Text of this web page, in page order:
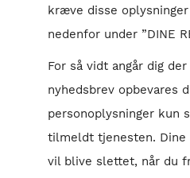
kræve disse
nedenfor under ”DINE
For så vidt angår dig
nyhedsbrev opbevares
personoplysninger kun
tilmeldt tjenesten. Dine
vil blive slettet, når du